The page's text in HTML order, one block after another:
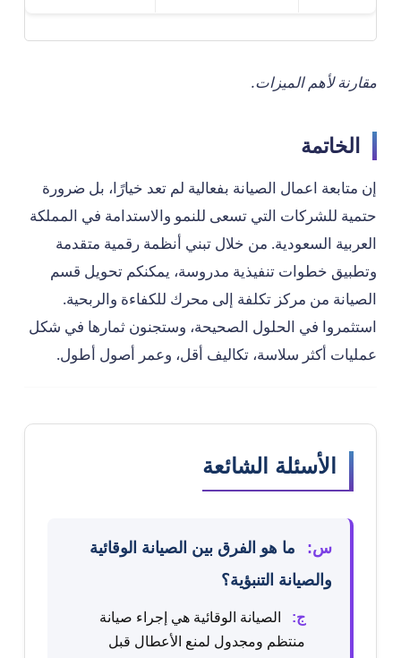
مقارنة لأهم الميزات.
الخاتمة
إن متابعة اعمال الصيانة بفعالية لم تعد خيارًا، بل ضرورة
حتمية للشركات التي تسعى للنمو والاستدامة في المملكة
العربية السعودية. من خلال تبني أنظمة رقمية متقدمة
وتطبيق خطوات تنفيذية مدروسة، يمكنكم تحويل قسم
الصيانة من مركز تكلفة إلى محرك للكفاءة والربحية.
استثمروا في الحلول الصحيحة، وستجنون ثمارها في شكل
عمليات أكثر سلاسة، تكاليف أقل، وعمر أصول أطول.
الأسئلة الشائعة
س:
ما هو الفرق بين الصيانة الوقائية
والصيانة التنبؤية؟
ج:
الصيانة الوقائية هي إجراء صيانة
منتظم ومجدول لمنع الأعطال قبل